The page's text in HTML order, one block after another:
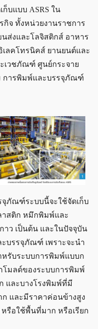
บแบบ ASRS ใน
กิจ ทั้งหน่วยงานราชการ
ส่งและโลจิสติกส์ อาหาร
เลคโทรนิคส์ ยานยนต์และ
เวชภัณฑ์ ศูนย์กระจาย
การพิมพ์และบรรจุภัณฑ์
จุภัณฑ์ระบบนี้จะใช้จัดเก็บ
าสติก หมึกพิมพ์และ
ว เป็นต้น และในปัจจุบัน
บรรจุภัณฑ์ เพราะจะนำ
ำหรับระบบการพิมพ์แบบก
กโมลด์ของระบบการพิมพ์
และบางโรงพิมพ์ที่มี
และมีราคาค่อนข้างสูง
หรือใช้พื้นที่มาก หรือเรียก